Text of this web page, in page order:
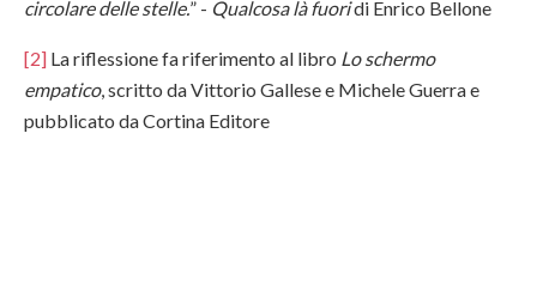
circolare delle stelle.” - Qualcosa là fuoridi Enrico Bellone
[2] La riflessione fa riferimento al libro Lo schermo
empatico, scritto da Vittorio Gallese e Michele Guerra e
pubblicato da Cortina Editore